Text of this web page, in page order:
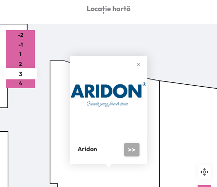
Locație hartă
Aridon >>
-2
-1
1
2
3
4